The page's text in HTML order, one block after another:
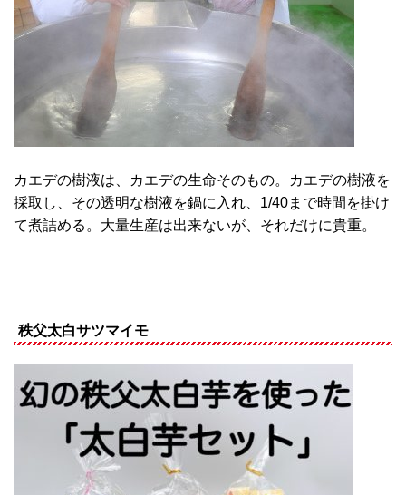
カエデの樹液は、カエデの生命そのもの。カエデの樹液を
採取し、その透明な樹液を鍋に入れ、1/40まで時間を掛け
て煮詰める。大量生産は出来ないが、それだけに貴重。
秩父太白サツマイモ